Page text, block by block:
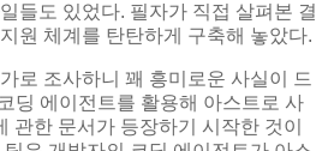
들도 있었다. 필자가 직접 살펴본 결
원 체계를 탄탄하게 구축해 놓았다.
로 조사하니 꽤 흥미로운 사실이 드
딩 에이전트를 활용해 아스트로 사
관한 문서가 등장하기 시작한 것이